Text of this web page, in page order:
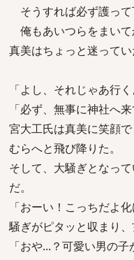
そうすれば必ず護って
俺もあいつらをまいて
真美はちょっと迷ってい
「よし、それじゃあ行く
「必ず、無事に神社へ来
宮大工氏は真美に笑顔
むらへと飛び降りた。
そして、大騒ぎとなっ
だ。
「おーい！こっちだよ
騒ぎがピタッと収まり、
「おや...？可愛い男の子